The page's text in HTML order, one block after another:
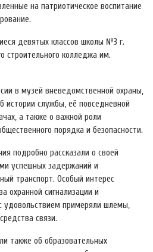
на патриотическое воспитание
девятых классов школы №3 г.
строительного колледжа им.
в музей вневедомственной охраны,
истории службы, её повседневной
а также о важной роли
порядка и безопасности.
подробно рассказали о своей
успешных задержаний и
транспорт. Особый интерес
охранной сигнализации и
удовольствием примеряли шлемы,
связи.
также об образовательных